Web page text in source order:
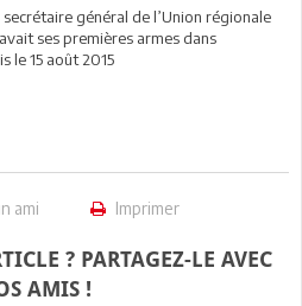
général de l’Union régionale
ses premières armes dans
le 15 août 2015
ami Imprimer
? PARTAGEZ-LE AVEC
AMIS !